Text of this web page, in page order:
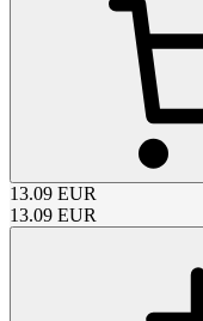
13.09 EUR
13.09 EUR